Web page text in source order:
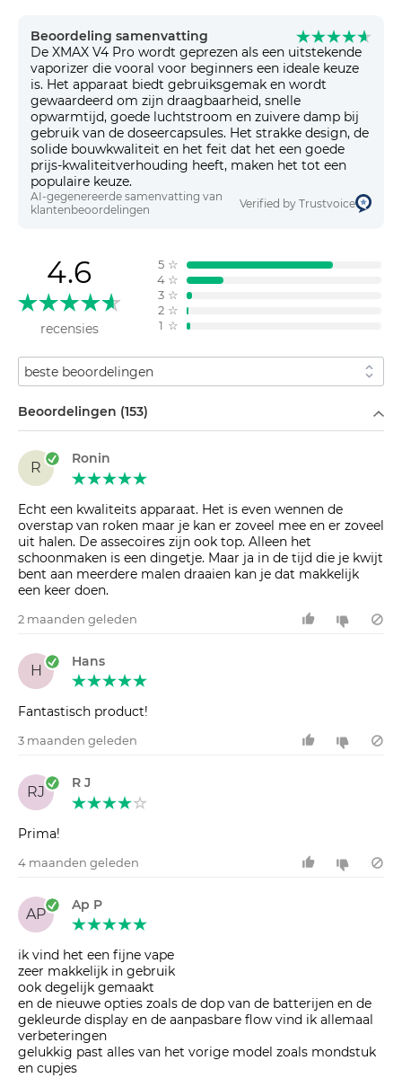
Beoordeling samenvatting
De XMAX V4 Pro wordt geprezen als een uitstekende
vaporizer die vooral voor beginners een ideale keuze
is. Het apparaat biedt gebruiksgemak en wordt
gewaardeerd om zijn draagbaarheid, snelle
opwarmtijd, goede luchtstroom en zuivere damp bij
gebruik van de doseercapsules. Het strakke design, de
solide bouwkwaliteit en het feit dat het een goede
prijs-kwaliteitverhouding heeft, maken het tot een
populaire keuze.
AI-gegenereerde samenvatting van
klantenbeoordelingen
Verified by Trustvoice
4.6
recensies
5 ☆
4 ☆
3 ☆
2 ☆
1 ☆
Sorteren op
Beoordelingen (153)
R
Ronin
Echt een kwaliteits apparaat. Het is even wennen de
overstap van roken maar je kan er zoveel mee en er zoveel
uit halen. De assecoires zijn ook top. Alleen het
schoonmaken is een dingetje. Maar ja in de tijd die je kwijt
bent aan meerdere malen draaien kan je dat makkelijk
een keer doen.
2 maanden geleden
H
Hans
Fantastisch product!
3 maanden geleden
RJ
R J
Prima!
4 maanden geleden
AP
Ap P
ik vind het een fijne vape
zeer makkelijk in gebruik
ook degelijk gemaakt
en de nieuwe opties zoals de dop van de batterijen en de
gekleurde display en de aanpasbare flow vind ik allemaal
verbeteringen
gelukkig past alles van het vorige model zoals mondstuk
en cupjes